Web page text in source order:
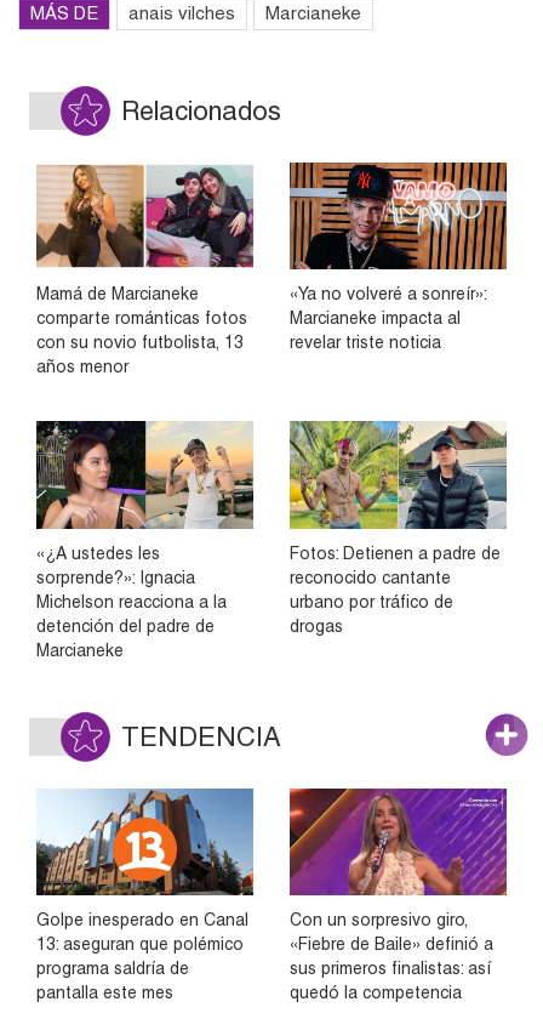
MÁS DE anais vilches Marcianeke
Relacionados
Mamá de Marcianeke
comparte románticas fotos
con su novio futbolista, 13
años menor
«Ya no volveré a sonreír»:
Marcianeke impacta al
revelar triste noticia
«¿A ustedes les
sorprende?»: Ignacia
Michelson reacciona a la
detención del padre de
Marcianeke
Fotos: Detienen a padre de
reconocido cantante
urbano por tráfico de
drogas
TENDENCIA
Golpe inesperado en Canal
13: aseguran que polémico
programa saldría de
pantalla este mes
Con un sorpresivo giro,
«Fiebre de Baile» definió a
sus primeros finalistas: así
quedó la competencia